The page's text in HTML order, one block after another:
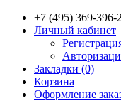
+7 (495) 369-396-2
Личный кабинет
Закладки (0)
Корзина
Оформление